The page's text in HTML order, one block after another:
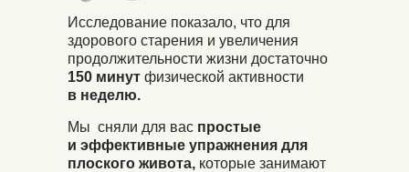
Мы сняли для вас простые
и эффективные упражнения для
плоского живота, которые занимают
Исследование показало, что для
здорового старения и увеличения
продолжительности жизни достаточно
150 минут физической активности
в неделю.